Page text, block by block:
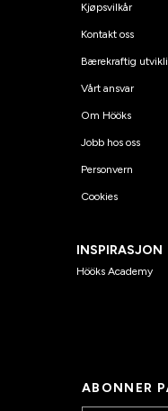
Kjøpsvilkår
Kontakt oss
Bærekraftig
Vårt ansvar
Om Hööks
Jobb hos oss
Personvern
Cookies
INSPIRASJON
Hööks Academy
ABONNER